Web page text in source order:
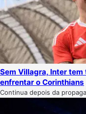
Sem Villagra, Inter
enfrentar o Corinthians
Continua depois da